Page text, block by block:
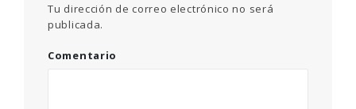
Tu dirección de correo electrónico no será
publicada.
Comentario